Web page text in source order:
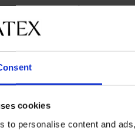
cookies
to personalise content and
push-up megoldások
melltartók, amelyek optikailag
elemekkel ellátott melltartók
és megkötők nélkül.